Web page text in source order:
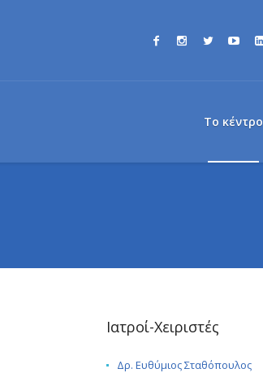
Το κέντρο
Ιατροί-Χειριστές
Δρ. Ευθύμιος Σταθόπουλος